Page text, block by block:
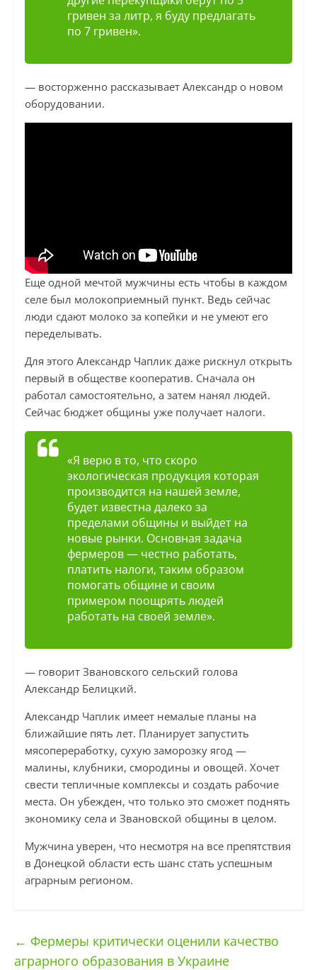
гривен за литр, я буду предлагать
по 7 гривен».
— восторженно рассказывает Александр о новом
оборудовании.
Еще одной мечтой мужчины есть чтобы в каждом
селе был молокоприемный пункт. Ведь сейчас
люди сдают молоко за копейки и не умеют его
переделывать.
Для этого Александр Чаплик даже рискнул открыть
первый в обществе кооператив. Сначала он
работал самостоятельно, а затем нанял людей.
Сейчас бюджет общины уже получает налоги.
«Я верю в то, что скоро
экологическая продукция которая
производится на нашей земле,
будет известна далеко за
пределами общины и выйдет на
новые рынки. Основная задача
фермеров — честно работать,
платить налоги, таким образом
помогать общине и своим
примером поощрять людей
работать на своей земле».
— говорит Звановского сельский голова
Александр Белицкий.
Александр Чаплик имеет немалые планы на
ближайшие пять лет. Планирует запустить
мясопереработку, сухую заморозку ягод —
малины, клубники, смородины и овощей. Хочет
свести тепличные комплексы и создать рабочие
места. Он убежден, что только это сможет поднять
экономику села и Звановской общины в целом.
Мужчина уверен, что несмотря на все препятствия
в Донецкой области есть шанс стать успешным
аграрным регионом.
← Фермеры критически оценили качество
аграрного образования в Украине